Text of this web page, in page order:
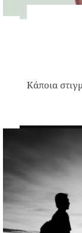
Κάποια